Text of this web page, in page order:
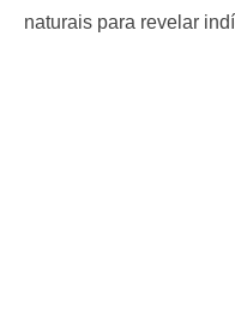
naturais para revelar